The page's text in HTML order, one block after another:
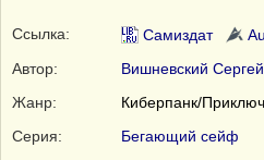
Ссылка: Самиздат
Автор:
Вишневский
Жанр:
Киберпанк/
Серия:
Бегающий сейф